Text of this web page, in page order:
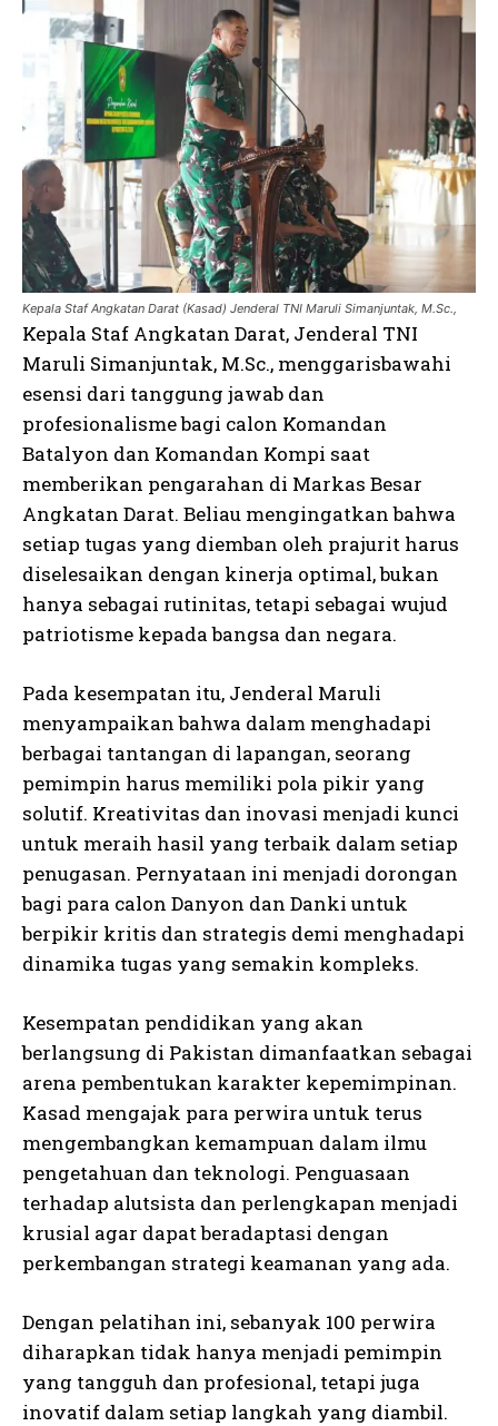
Kepala Staf Angkatan Darat (Kasad) Jenderal TNI Maruli Simanjuntak, M.Sc.,
Kepala Staf Angkatan Darat, Jenderal TNI
Maruli Simanjuntak, M.Sc., menggarisbawahi
esensi dari tanggung jawab dan
profesionalisme bagi calon Komandan
Batalyon dan Komandan Kompi saat
memberikan pengarahan di Markas Besar
Angkatan Darat. Beliau mengingatkan bahwa
setiap tugas yang diemban oleh prajurit harus
diselesaikan dengan kinerja optimal, bukan
hanya sebagai rutinitas, tetapi sebagai wujud
patriotisme kepada bangsa dan negara.
Pada kesempatan itu, Jenderal Maruli
menyampaikan bahwa dalam menghadapi
berbagai tantangan di lapangan, seorang
pemimpin harus memiliki pola pikir yang
solutif. Kreativitas dan inovasi menjadi kunci
untuk meraih hasil yang terbaik dalam setiap
penugasan. Pernyataan ini menjadi dorongan
bagi para calon Danyon dan Danki untuk
berpikir kritis dan strategis demi menghadapi
dinamika tugas yang semakin kompleks.
Kesempatan pendidikan yang akan
berlangsung di Pakistan dimanfaatkan sebagai
arena pembentukan karakter kepemimpinan.
Kasad mengajak para perwira untuk terus
mengembangkan kemampuan dalam ilmu
pengetahuan dan teknologi. Penguasaan
terhadap alutsista dan perlengkapan menjadi
krusial agar dapat beradaptasi dengan
perkembangan strategi keamanan yang ada.
Dengan pelatihan ini, sebanyak 100 perwira
diharapkan tidak hanya menjadi pemimpin
yang tangguh dan profesional, tetapi juga
inovatif dalam setiap langkah yang diambil.